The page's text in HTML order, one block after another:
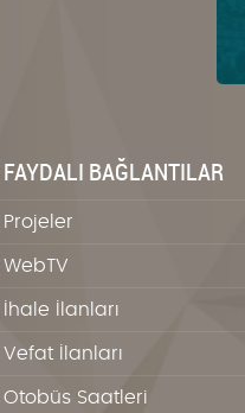
FAYDALI BAĞLANTILAR
Projeler
WebTV
İhale İlanları
Vefat İlanları
Otobüs Saatleri